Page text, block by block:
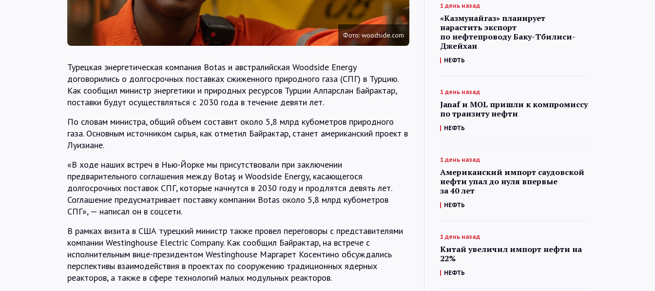
О нас
@Infotek_Russia
Фото: woodside.com
Турецкая энергетическая компания Botas и австралийская Woodside Energy
договорились о долгосрочных поставках сжиженного природного газа (СПГ) в Турцию.
Как сообщил министр энергетики и природных ресурсов Турции Алпарслан Байрактар,
поставки будут осуществляться с 2030 года в течение девяти лет.
По словам министра, общий объем составит около 5,8 млрд кубометров природного
газа. Основным источником сырья, как отметил Байрактар, станет американский проект в
Луизиане.
«В ходе наших встреч в Нью-Йорке мы присутствовали при заключении
предварительного соглашения между Botaş и Woodside Energy, касающегося
долгосрочных поставок СПГ, которые начнутся в 2030 году и продлятся девять лет.
Соглашение предусматривает поставку компании Botas около 5,8 млрд кубометров
СПГ», — написал он в соцсети.
В рамках визита в США турецкий министр также провел переговоры с представителями
компании Westinghouse Electric Company. Как сообщил Байрактар, на встрече с
исполнительным вице-президентом Westinghouse Маргарет Косентино обсуждались
перспективы взаимодействия в проектах по сооружению традиционных ядерных
реакторов, а также в сфере технологий малых модульных реакторов.
1 день назад
«Казмунайгаз» планирует
нарастить экспорт
по нефтепроводу Баку-Тбилиси-
Джейхан
НЕФТЬ
1 день назад
Janaf и MOL пришли к компромиссу
по транзиту нефти
НЕФТЬ
1 день назад
Американский импорт саудовской
нефти упал до нуля впервые
за 40 лет
НЕФТЬ
1 день назад
Китай увеличил импорт нефти на
22%
НЕФТЬ